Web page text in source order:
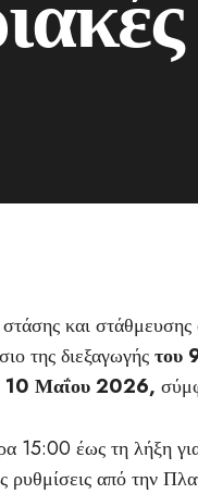
και
της διεξαγωγήςτου
10 Μαΐου 2026,
15:00 έως τη λήξη
από την